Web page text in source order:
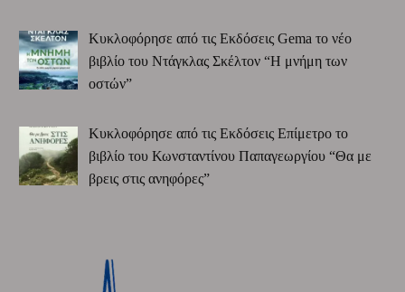
Κυκλοφόρησε από τις Εκδόσεις Gema το νέο
βιβλίο του Ντάγκλας Σκέλτον “Η μνήμη των
οστών”
Κυκλοφόρησε από τις Εκδόσεις Επίμετρο το
βιβλίο του Κωνσταντίνου Παπαγεωργίου “Θα με
βρεις στις ανηφόρες”